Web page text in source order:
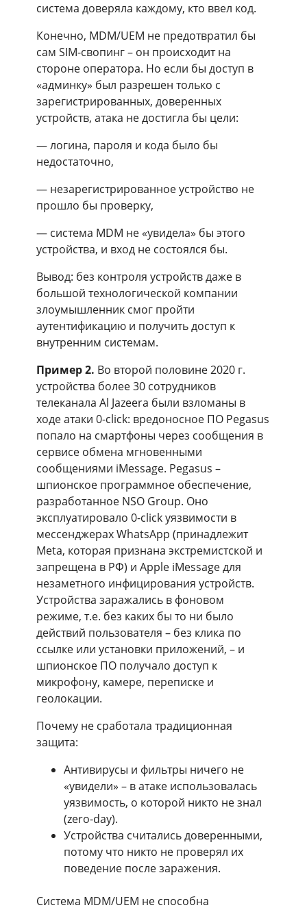
система доверяла каждому, кто ввел код.
Конечно, MDM/UEM не предотвратил бы
сам SIM-свопинг – он происходит на
стороне оператора. Но если бы доступ в
«админку» был разрешен только с
зарегистрированных, доверенных
устройств, атака не достигла бы цели:
— логина, пароля и кода было бы
недостаточно,
— незарегистрированное устройство не
прошло бы проверку,
— система MDM не «увидела» бы этого
устройства, и вход не состоялся бы.
Вывод: без контроля устройств даже в
большой технологической компании
злоумышленник смог пройти
аутентификацию и получить доступ к
внутренним системам.
Пример 2. Во второй половине 2020 г.
устройства более 30 сотрудников
телеканала Al Jazeera были взломаны в
ходе атаки 0-click: вредоносное ПО Pegasus
попало на смартфоны через сообщения в
сервисе обмена мгновенными
сообщениями iMessage. Pegasus –
шпионское программное обеспечение,
разработанное NSO Group. Оно
эксплуатировало 0-click уязвимости в
мессенджерах WhatsApp (принадлежит
Meta, которая признана экстремистской и
запрещена в РФ) и Apple iMessage для
незаметного инфицирования устройств.
Устройства заражались в фоновом
режиме, т.е. без каких бы то ни было
действий пользователя – без клика по
ссылке или установки приложений, – и
шпионское ПО получало доступ к
микрофону, камере, переписке и
геолокации.
Почему не сработала традиционная
защита:
Антивирусы и фильтры ничего не
«увидели» – в атаке использовалась
уязвимость, о которой никто не знал
(zero-day).
Устройства считались доверенными,
потому что никто не проверял их
поведение после заражения.
Система MDM/UEM не способна